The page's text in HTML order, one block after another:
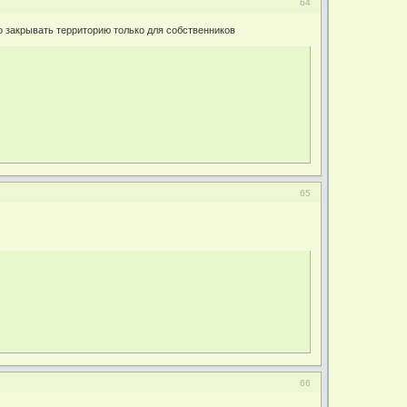
64
территорию только для собственников
65
66